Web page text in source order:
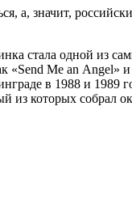
а, значит,
стала одной из
Me an Angel»
в 1988 и
которых собрал